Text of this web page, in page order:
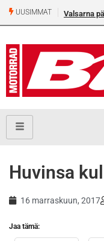
UUSIMMAT Valsarna
Huvinsa
16 marraskuun, 2017
Jaa tämä: